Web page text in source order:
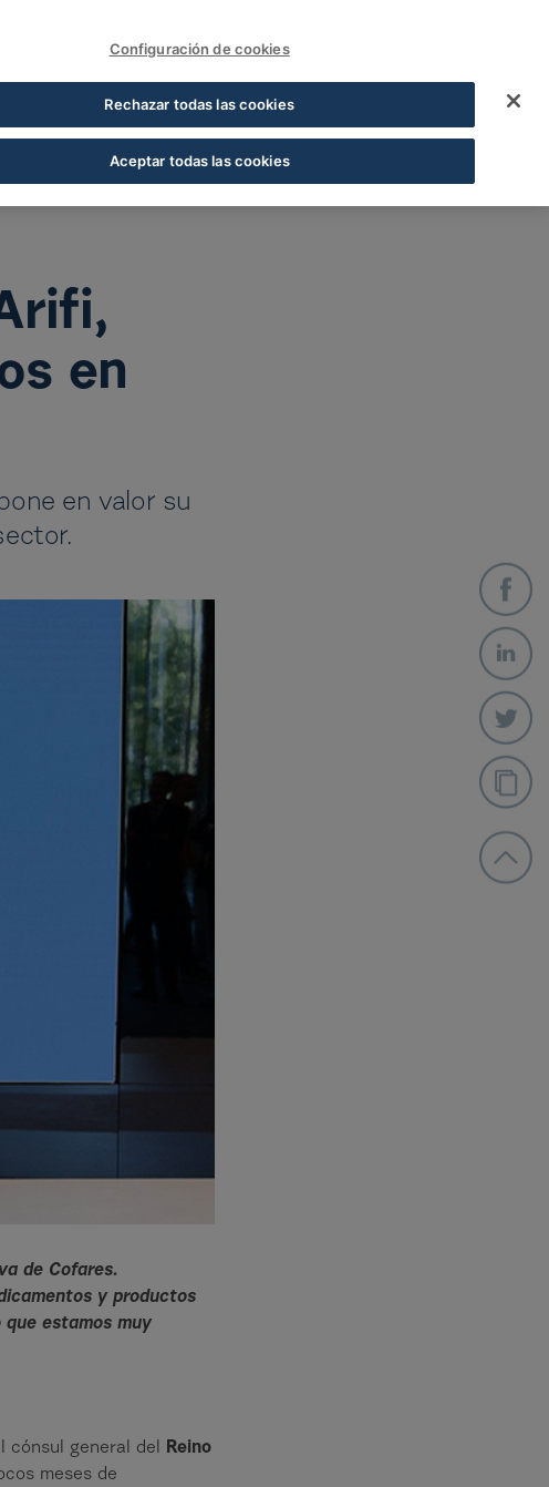
FUNDACIÓN COFARES
cónsul general del
en
en valor su
de Cofares.
y productos
estamos muy
cónsul general del Reino
meses de
Configuración de cookies
Rechazar todas las cookies
Aceptar todas las cookies